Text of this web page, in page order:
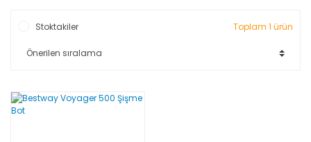
Stoktakiler Toplam 1 ürün